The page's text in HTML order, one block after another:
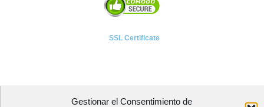
Gestionar el Consentimiento de
SSL Certificate